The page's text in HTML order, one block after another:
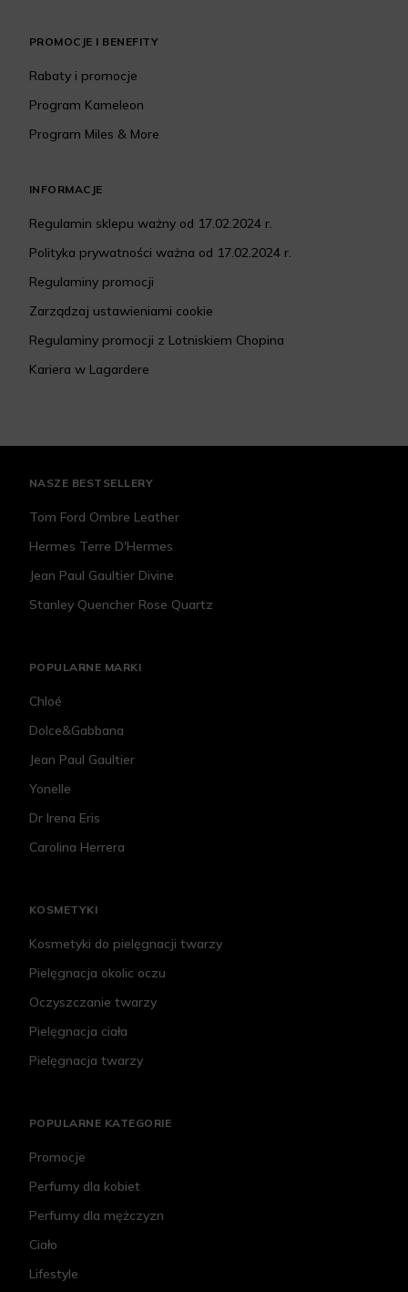
PROMOCJE I BENEFITY
Rabaty i promocje
Program Kameleon
Program Miles & More
INFORMACJE
Regulamin sklepu ważny od 17.02.2024 r.
Polityka prywatności ważna od 17.02.2024 r.
Regulaminy promocji
Zarządzaj ustawieniami cookie
Regulaminy promocji z Lotniskiem Chopina
Kariera w Lagardere
NASZE BESTSELLERY
Tom Ford Ombre Leather
Hermes Terre D'Hermes
Jean Paul Gaultier Divine
Stanley Quencher Rose Quartz
POPULARNE MARKI
Chloé
Dolce&Gabbana
Jean Paul Gaultier
Yonelle
Dr Irena Eris
Carolina Herrera
KOSMETYKI
Kosmetyki do pielęgnacji twarzy
Pielęgnacja okolic oczu
Oczyszczanie twarzy
Pielęgnacja ciała
Pielęgnacja twarzy
POPULARNE KATEGORIE
Promocje
Perfumy dla kobiet
Perfumy dla mężczyzn
Ciało
Lifestyle